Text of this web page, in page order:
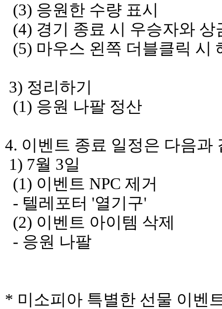
(3) 응원한 수량 표시
(4) 경기 종료 시 우승자와 상
(5) 마우스 왼쪽 더블클릭 시
3) 정리하기
(1) 응원 나팔 정산
4. 이벤트 종료 일정은 다음과
1) 7월 3일
(1) 이벤트 NPC 제거
- 텔레포터 '열기구'
(2) 이벤트 아이템 삭제
- 응원 나팔
* 미소피아 특별한 선물 이벤